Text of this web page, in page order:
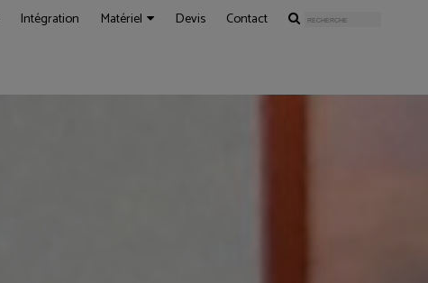
Intégration Matériel Devis Contact